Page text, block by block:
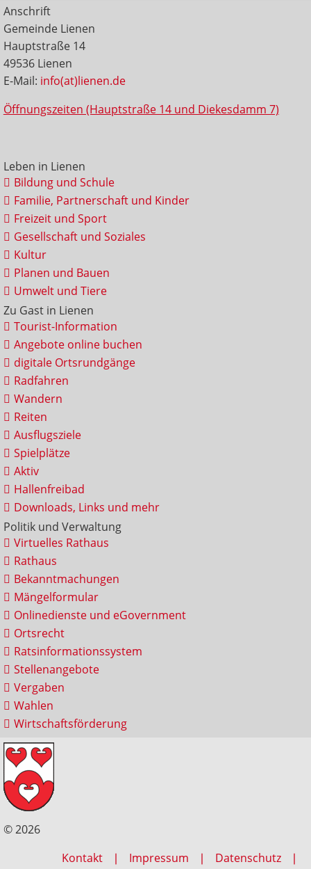
Anschrift
Gemeinde Lienen
Hauptstraße 14
49536 Lienen
E-Mail: info(at)lienen.de
Öffnungszeiten (Hauptstraße 14 und Diekesdamm 7)
Leben in Lienen
Bildung und Schule
Familie, Partnerschaft und Kinder
Freizeit und Sport
Gesellschaft und Soziales
Kultur
Planen und Bauen
Umwelt und Tiere
Zu Gast in Lienen
Tourist-Information
Angebote online buchen
digitale Ortsrundgänge
Radfahren
Wandern
Reiten
Ausflugsziele
Spielplätze
Aktiv
Hallenfreibad
Downloads, Links und mehr
Politik und Verwaltung
Virtuelles Rathaus
Rathaus
Bekanntmachungen
Mängelformular
Onlinedienste und eGovernment
Ortsrecht
Ratsinformationssystem
Stellenangebote
Vergaben
Wahlen
Wirtschaftsförderung
© 2026
Kontakt
Impressum Datenschutz